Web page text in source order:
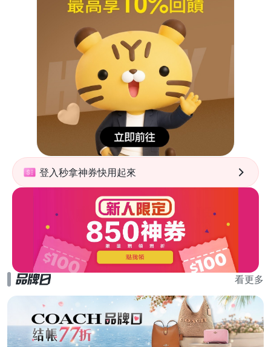
登入秒拿神券快用起來
看更多